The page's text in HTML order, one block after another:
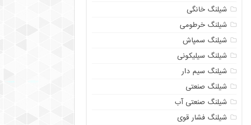
شیلنگ خانگی
شیلنگ خرطومی
شیلنگ سمپاش
شیلنگ سیلیکونی
شیلنگ سیم دار
شیلنگ صنعتی
شیلنگ صنعتی آب
شیلنگ فشار قوی